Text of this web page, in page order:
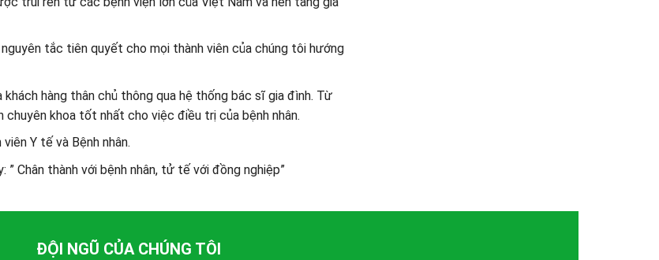
tắc tiên quyết cho mọi thành viên của chúng tôi hướng
hàng thân chủ thông qua hệ thống bác sĩ gia đình. Từ
khoa tốt nhất cho việc điều trị của bệnh nhân.
Y tế và Bệnh nhân.
Chân thành với bệnh nhân, tử tế với đồng nghiệp”
ĐỘI NGŨ CỦA CHÚNG TÔI